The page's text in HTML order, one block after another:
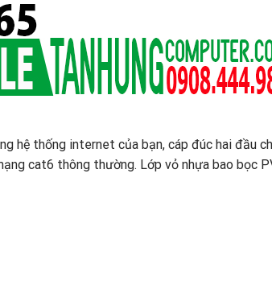
thống internet của bạn, cáp đúc hai đầu
cat6 thông thường. Lớp vỏ nhựa bao bọc